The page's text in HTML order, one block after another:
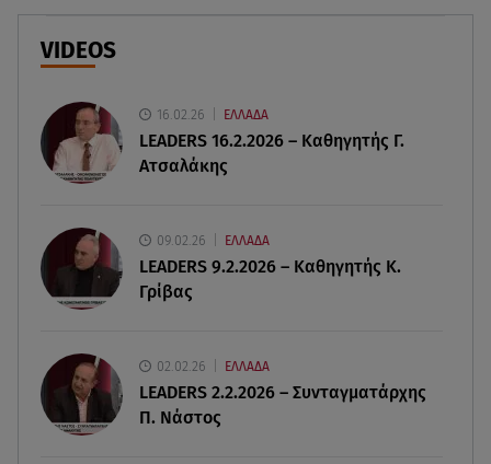
στα social media
06.08.26 , 21:22
υποθαλάσσιο καλώδιο στον κόσμο
06.08.26 , 21:07
06.08.26 , 20:49
Άκης Παυλόπουλος: Η τρυφερή εξομολόγηση
06.08.26 , 20:25
Πώς επικοινωνούν τα ελικόπτερα στη φωτιά και
ο ρόλος του «συνδέσμου»
VIDEOS
16.02.26 ΕΛΛΑΔΑ
LEADERS 16.2.2026 – Καθηγητής Γ.
Ατσαλάκης
09.02.26 ΕΛΛΑΔΑ
LEADERS 9.2.2026 – Καθηγητής Κ.
Γρίβας
02.02.26 ΕΛΛΑΔΑ
LEADERS 2.2.2026 – Συνταγματάρχης
Π. Νάστος